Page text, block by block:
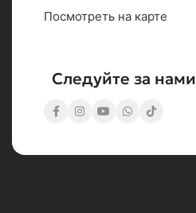
Посмотреть на карте
Следуйте за нами